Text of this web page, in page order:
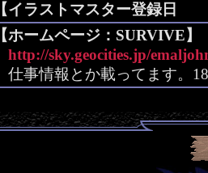
【イラストマスター登録
【ホームページ：SURVIVE】
http://sky.geocities.jp/
仕事情報とか載ってます。